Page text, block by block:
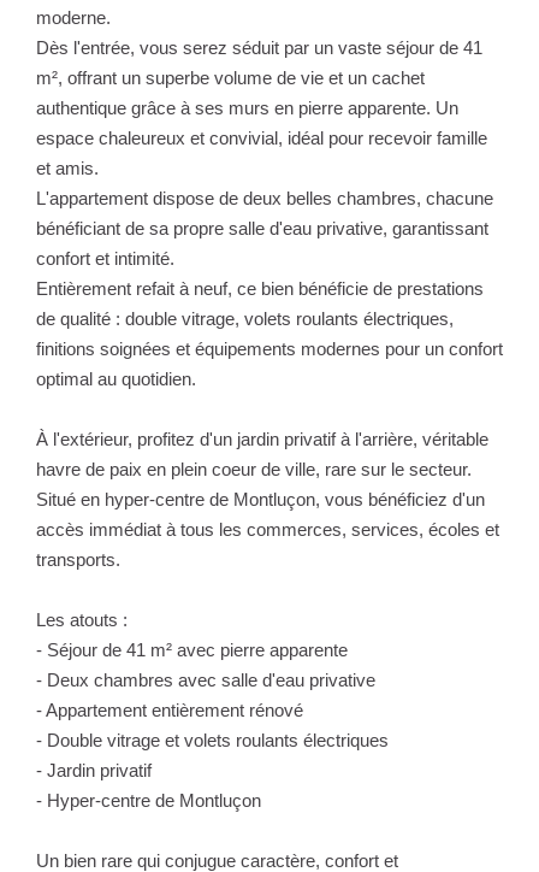
moderne.
Dès l'entrée, vous serez séduit par un vaste séjour de 41
m², offrant un superbe volume de vie et un cachet
authentique grâce à ses murs en pierre apparente. Un
espace chaleureux et convivial, idéal pour recevoir famille
et amis.
L'appartement dispose de deux belles chambres, chacune
bénéficiant de sa propre salle d'eau privative, garantissant
confort et intimité.
Entièrement refait à neuf, ce bien bénéficie de prestations
de qualité : double vitrage, volets roulants électriques,
finitions soignées et équipements modernes pour un confort
optimal au quotidien.
À l'extérieur, profitez d'un jardin privatif à l'arrière, véritable
havre de paix en plein coeur de ville, rare sur le secteur.
Situé en hyper-centre de Montluçon, vous bénéficiez d'un
accès immédiat à tous les commerces, services, écoles et
transports.
Les atouts :
- Séjour de 41 m² avec pierre apparente
- Deux chambres avec salle d'eau privative
- Appartement entièrement rénové
- Double vitrage et volets roulants électriques
- Jardin privatif
- Hyper-centre de Montluçon
Un bien rare qui conjugue caractère, confort et